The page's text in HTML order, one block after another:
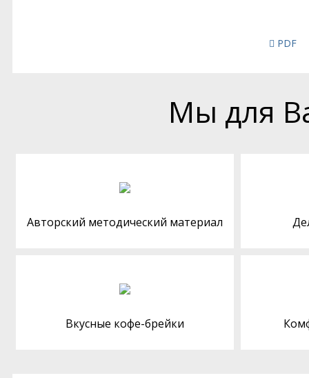
PDF
Мы для
Авторский методический материал
Вкусные кофе-брейки